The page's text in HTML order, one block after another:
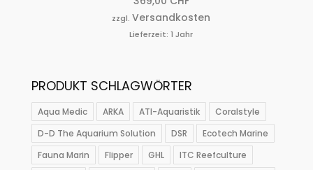
zzgl.Versandkosten
Lieferzeit:1 Jahr
PRODUKT SCHLAGWÖRTER
Aqua Medic ARKA ATI-Aquaristik
Coralstyle
D-D The Aquarium Solution
DSR
Ecotech Marine
Fauna Marin
Flipper GHL
ITC Reefculture